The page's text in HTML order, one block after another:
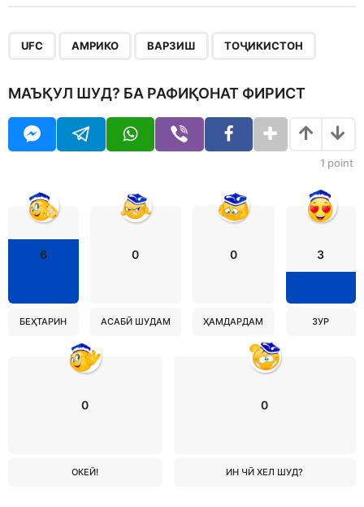
UFC АМРИКО ВАРЗИШ ТОҶИКИСТОН
МАЪҚУЛ ШУД? БА РАФИҚОНАТ ФИРИСТ
1 point
6
БЕҲТАРИН
0
АСАБӢ ШУДАМ
0
ҲАМДАРДАМ
3
ЗУР
0
ОКЕЙ!
0
ИН ЧӢ ХЕЛ ШУД?